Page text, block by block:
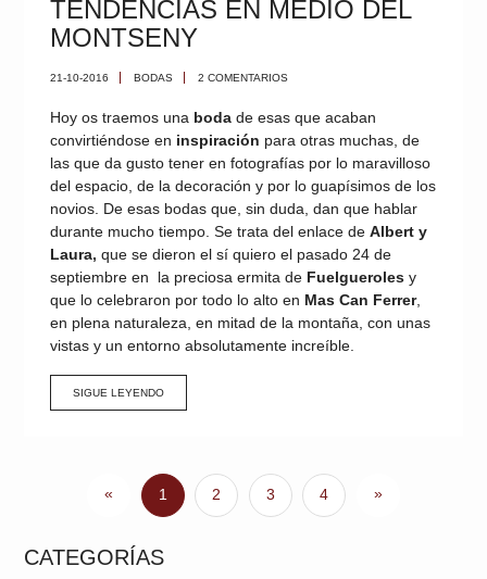
TENDENCIAS EN MEDIO DEL
MONTSENY
21-10-2016 BODAS 2 COMENTARIOS
Hoy os traemos una boda de esas que acaban
convirtiéndose en inspiración para otras muchas, de
las que da gusto tener en fotografías por lo maravilloso
del espacio, de la decoración y por lo guapísimos de los
novios. De esas bodas que, sin duda, dan que hablar
durante mucho tiempo. Se trata del enlace de Albert y
Laura, que se dieron el sí quiero el pasado 24 de
septiembre en la preciosa ermita de Fuelgueroles y
que lo celebraron por todo lo alto en Mas Can Ferrer,
en plena naturaleza, en mitad de la montaña, con unas
vistas y un entorno absolutamente increíble.
SIGUE LEYENDO
« 1 2 3 4 »
CATEGORÍAS